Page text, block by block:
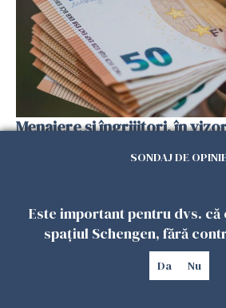
Menajere și îngrijitori, în
ascunși de autoritățiSONDAJ DE
Este important pentru dvs.
spațiul Schengen, fără
Da Nu